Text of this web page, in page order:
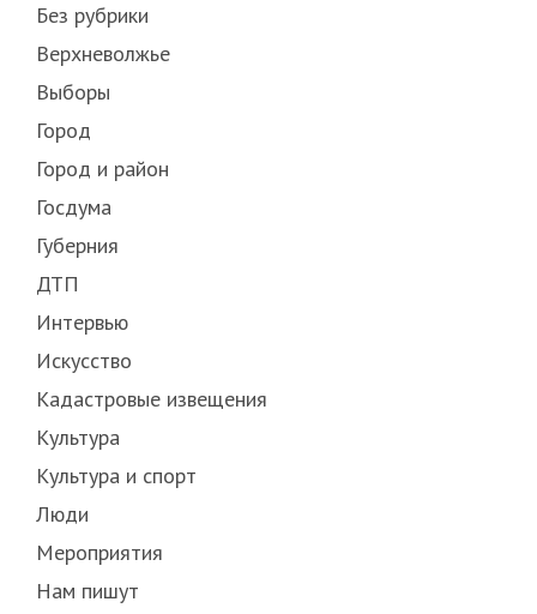
Без рубрики
Верхневолжье
Выборы
Город
Город и район
Госдума
Губерния
ДТП
Интервью
Искусство
Кадастровые извещения
Культура
Культура и спорт
Люди
Мероприятия
Нам пишут